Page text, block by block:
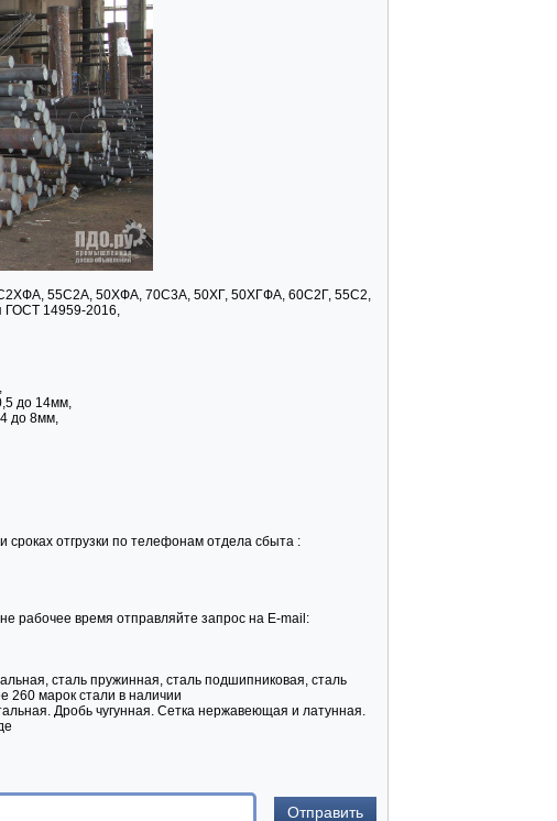
55С2А, 50ХФА, 70С3А, 50ХГ, 50ХГФА, 60С2Г, 55С2,
ГОСТ 14959-2016,
до 14мм,
до 8мм,
отгрузки по телефонам отдела сбыта :
рабочее время отправляйте запрос на E-mail:
сталь пружинная, сталь подшипниковая, сталь
260 марок стали в наличии
Дробь чугунная. Сетка нержавеющая и латунная.